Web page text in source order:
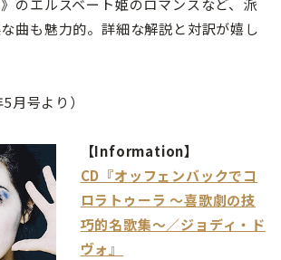
のエルスベート姫のロマンスなど、派
曲も魅力的。詳細な解説と対訳が嬉し
月号より）
【Information】
CD『オッフェンバックでコ
ロラトゥーラ 〜喜歌劇の技
巧的名歌集〜／ジョディ・ド
ヴォ』